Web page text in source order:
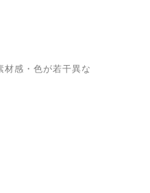
感・色が若干異な